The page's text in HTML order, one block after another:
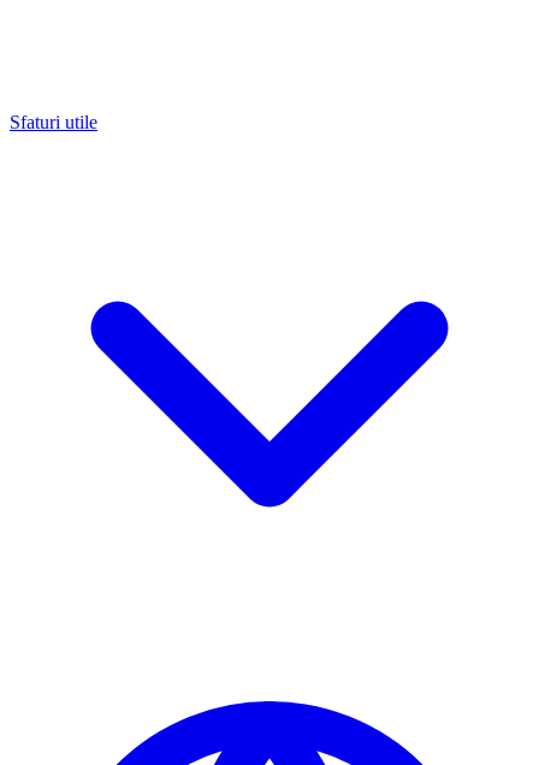
Sfaturi utile